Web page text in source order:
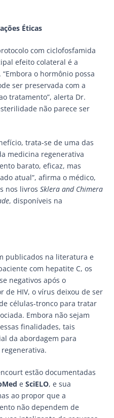
Éticas
com ciclofosfamida
efeito colateral é a
o hormônio possa
ser preservada com a
tratamento”, alerta Dr.
não parece ser
trata-se de uma das
medicina regenerativa
barato, eficaz, mas
atual”, afirma o médico,
nos livros Sklera and Chimera
, disponíveis na
publicados na literatura e
com hepatite C, os
negativos após o
de HIV, o vírus deixou de ser
células-tronco para tratar
Embora não sejam
finalidades, tais
da abordagem para
estão documentadas
e SciELO, e sua
ao propor que a
não dependem de